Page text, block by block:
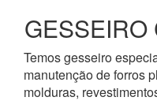
GESSEIRO
Temos gesseiro
manutenção de forros
molduras,